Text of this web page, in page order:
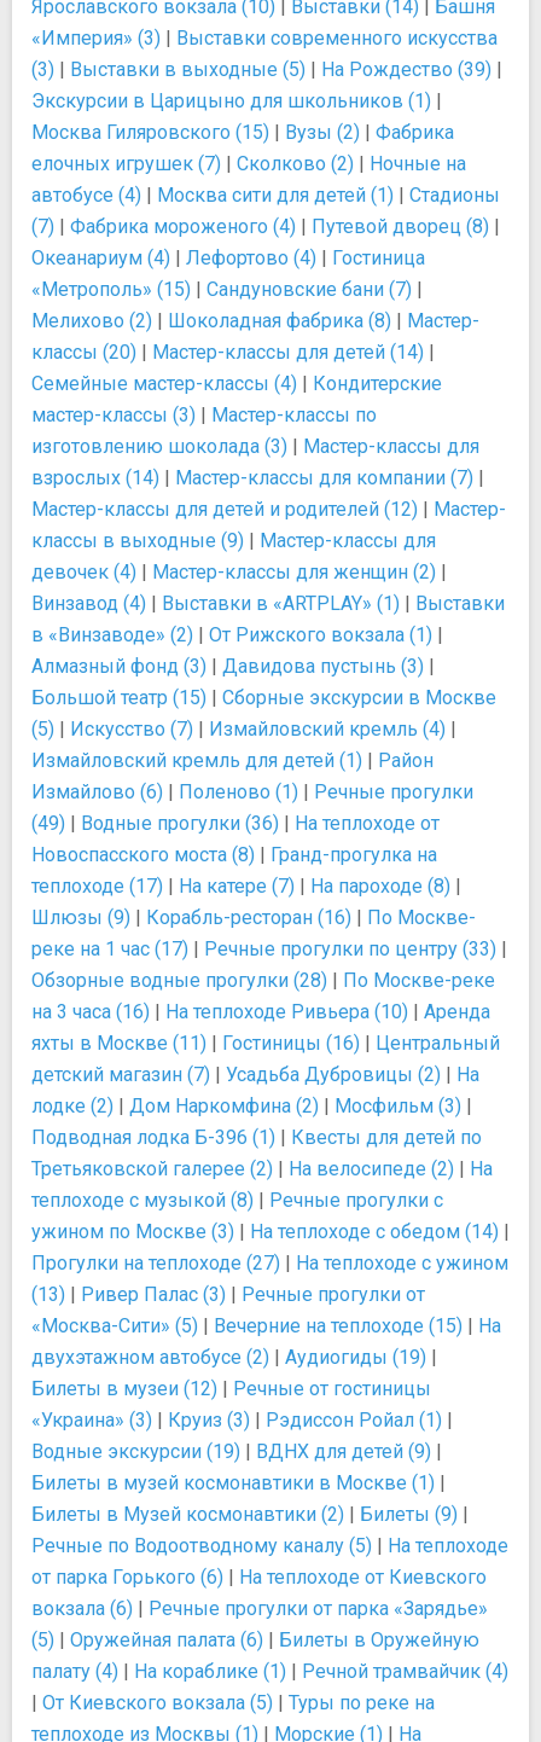
Ярославского вокзала (10) | Выставки (14) | Башня
«Империя» (3) | Выставки современного искусства
(3) | Выставки в выходные (5) | На Рождество (39) |
Экскурсии в Царицыно для школьников (1) |
Москва Гиляровского (15) | Вузы (2) | Фабрика
елочных игрушек (7) | Сколково (2) | Ночные на
автобусе (4) | Москва сити для детей (1) | Стадионы
(7) | Фабрика мороженого (4) | Путевой дворец (8) |
Океанариум (4) | Лефортово (4) | Гостиница
«Метрополь» (15) | Сандуновские бани (7) |
Мелихово (2) | Шоколадная фабрика (8) | Мастер-
классы (20) | Мастер-классы для детей (14) |
Семейные мастер-классы (4) | Кондитерские
мастер-классы (3) | Мастер-классы по
изготовлению шоколада (3) | Мастер-классы для
взрослых (14) | Мастер-классы для компании (7) |
Мастер-классы для детей и родителей (12) | Мастер-
классы в выходные (9) | Мастер-классы для
девочек (4) | Мастер-классы для женщин (2) |
Винзавод (4) | Выставки в «ARTPLAY» (1) | Выставки
в «Винзаводе» (2) | От Рижского вокзала (1) |
Алмазный фонд (3) | Давидова пустынь (3) |
Большой театр (15) | Сборные экскурсии в Москве
(5) | Искусство (7) | Измайловский кремль (4) |
Измайловский кремль для детей (1) | Район
Измайлово (6) | Поленово (1) | Речные прогулки
(49) | Водные прогулки (36) | На теплоходе от
Новоспасского моста (8) | Гранд-прогулка на
теплоходе (17) | На катере (7) | На пароходе (8) |
Шлюзы (9) | Корабль-ресторан (16) | По Москве-
реке на 1 час (17) | Речные прогулки по центру (33) |
Обзорные водные прогулки (28) | По Москве-реке
на 3 часа (16) | На теплоходе Ривьера (10) | Аренда
яхты в Москве (11) | Гостиницы (16) | Центральный
детский магазин (7) | Усадьба Дубровицы (2) | На
лодке (2) | Дом Наркомфина (2) | Мосфильм (3) |
Подводная лодка Б-396 (1) | Квесты для детей по
Третьяковской галерее (2) | На велосипеде (2) | На
теплоходе с музыкой (8) | Речные прогулки с
ужином по Москве (3) | На теплоходе с обедом (14) |
Прогулки на теплоходе (27) | На теплоходе с ужином
(13) | Ривер Палас (3) | Речные прогулки от
«Москва-Сити» (5) | Вечерние на теплоходе (15) | На
двухэтажном автобусе (2) | Аудиогиды (19) |
Билеты в музеи (12) | Речные от гостиницы
«Украина» (3) | Круиз (3) | Рэдиссон Ройал (1) |
Водные экскурсии (19) | ВДНХ для детей (9) |
Билеты в музей космонавтики в Москве (1) |
Билеты в Музей космонавтики (2) | Билеты (9) |
Речные по Водоотводному каналу (5) | На теплоходе
от парка Горького (6) | На теплоходе от Киевского
вокзала (6) | Речные прогулки от парка «Зарядье»
(5) | Оружейная палата (6) | Билеты в Оружейную
палату (4) | На кораблике (1) | Речной трамвайчик (4)
| От Киевского вокзала (5) | Туры по реке на
теплоходе из Москвы (1) | Морские (1) | На